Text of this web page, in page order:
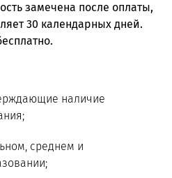
замечена после оплаты,
30 календарных дней.
наличие
среднем и